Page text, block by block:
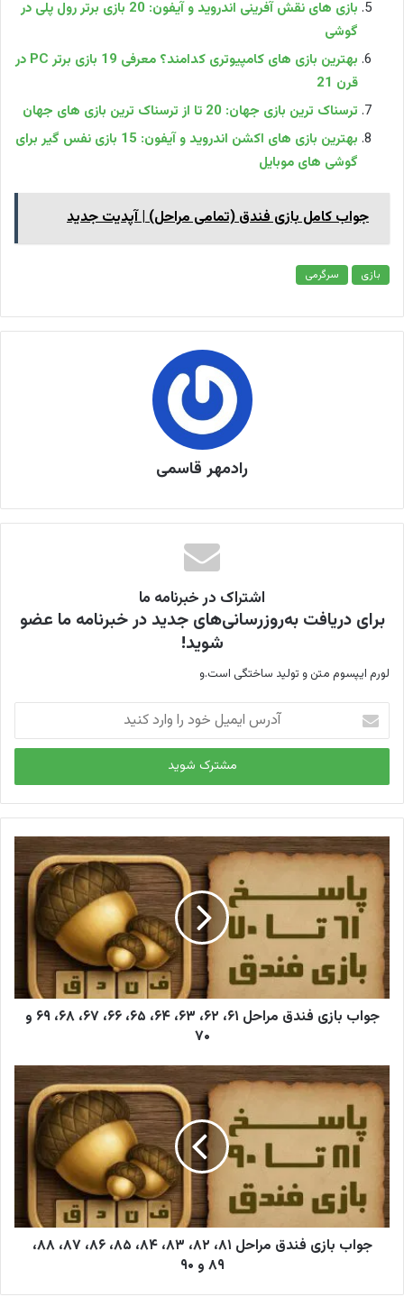
بازی‌ های نقش‌ آفرینی اندروید و آیفون: 20 بازی برتر رول پلی در
گوشی
بهترین بازی های کامپیوتری کدامند؟ معرفی 19 بازی برتر PC در
قرن 21
ترسناک ترین بازی جهان: 20 تا از ترسناک ترین بازی های جهان
بهترین بازی های اکشن اندروید و آیفون: 15 بازی نفس گیر برای
گوشی های موبایل
جواب کامل بازی فندق (تمامی مراحل) | آپدیت جدید
بازی سرگرمی
رادمهر قاسمی
اشتراک در خبرنامه ما
برای دریافت به‌روزرسانی‌های جدید در خبرنامه ما عضو
شوید!
لورم ایپسوم متن و تولید ساختگی است.و
ر
ا
ی
ی
ل
خ
و
د
ر
و
ا
ن
ی
د
جواب بازی فندق مراحل ۶۱، ۶۲، ۶۳، ۶۴، ۶۵، ۶۶، ۶۷، ۶۸، ۶۹ و
۷۰
جواب بازی فندق مراحل ۸۱، ۸۲، ۸۳، ۸۴، ۸۵، ۸۶، ۸۷، ۸۸،
۸۹ و ۹۰